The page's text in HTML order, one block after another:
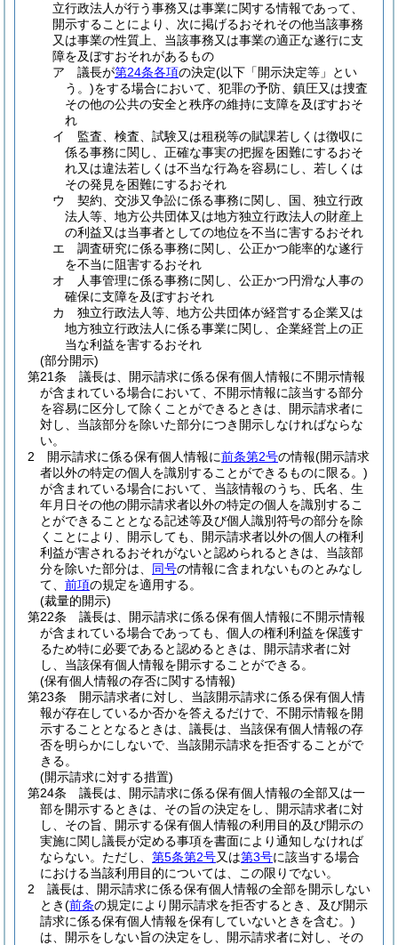
立行政法人が行う事務又は事業に関する情報であって、
開示することにより、次に掲げるおそれその他当該事務
又は事業の性質上、当該事務又は事業の適正な遂行に支
障を及ぼすおそれがあるもの
ア
議長が第24条各項の決定(以下「開示決定等」とい
う。)をする場合において、犯罪の予防、鎮圧又は捜査
その他の公共の安全と秩序の維持に支障を及ぼすおそ
れ
イ
監査、検査、試験又は租税等の賦課若しくは徴収に
係る事務に関し、正確な事実の把握を困難にするおそ
れ又は違法若しくは不当な行為を容易にし、若しくは
その発見を困難にするおそれ
ウ
契約、交渉又争訟に係る事務に関し、国、独立行政
法人等、地方公共団体又は地方独立行政法人の財産上
の利益又は当事者としての地位を不当に害するおそれ
エ
調査研究に係る事務に関し、公正かつ能率的な遂行
を不当に阻害するおそれ
オ
人事管理に係る事務に関し、公正かつ円滑な人事の
確保に支障を及ぼすおそれ
カ
独立行政法人等、地方公共団体が経営する企業又は
地方独立行政法人に係る事業に関し、企業経営上の正
当な利益を害するおそれ
(部分開示)
第21条
議長は、開示請求に係る保有個人情報に不開示情報
が含まれている場合において、不開示情報に該当する部分
を容易に区分して除くことができるときは、開示請求者に
対し、当該部分を除いた部分につき開示しなければならな
い。
2
開示請求に係る保有個人情報に前条第2号の情報(開示請求
者以外の特定の個人を識別することができるものに限る。)
が含まれている場合において、当該情報のうち、氏名、生
年月日その他の開示請求者以外の特定の個人を識別するこ
とができることとなる記述等及び個人識別符号の部分を除
くことにより、開示しても、開示請求者以外の個人の権利
利益が害されるおそれがないと認められるときは、当該部
分を除いた部分は、 同号の情報に含まれないものとみなし
て、 前項の規定を適用する。
(裁量的開示)
第22条
議長は、開示請求に係る保有個人情報に不開示情報
が含まれている場合であっても、個人の権利利益を保護す
るため特に必要であると認めるときは、開示請求者に対
し、当該保有個人情報を開示することができる。
(保有個人情報の存否に関する情報)
第23条
開示請求者に対し、当該開示請求に係る保有個人情
報が存在しているか否かを答えるだけで、不開示情報を開
示することとなるときは、議長は、当該保有個人情報の存
否を明らかにしないで、当該開示請求を拒否することがで
きる。
(開示請求に対する措置)
第24条
議長は、開示請求に係る保有個人情報の全部又は一
部を開示するときは、その旨の決定をし、開示請求者に対
し、その旨、開示する保有個人情報の利用目的及び開示の
実施に関し議長が定める事項を書面により通知しなければ
ならない。 ただし、 第5条第2号又は第3号に該当する場合
における当該利用目的については、この限りでない。
2
議長は、開示請求に係る保有個人情報の全部を開示しない
とき(前条の規定により開示請求を拒否するとき、及び開示
請求に係る保有個人情報を保有していないときを含む。)
は、開示をしない旨の決定をし、開示請求者に対し、その